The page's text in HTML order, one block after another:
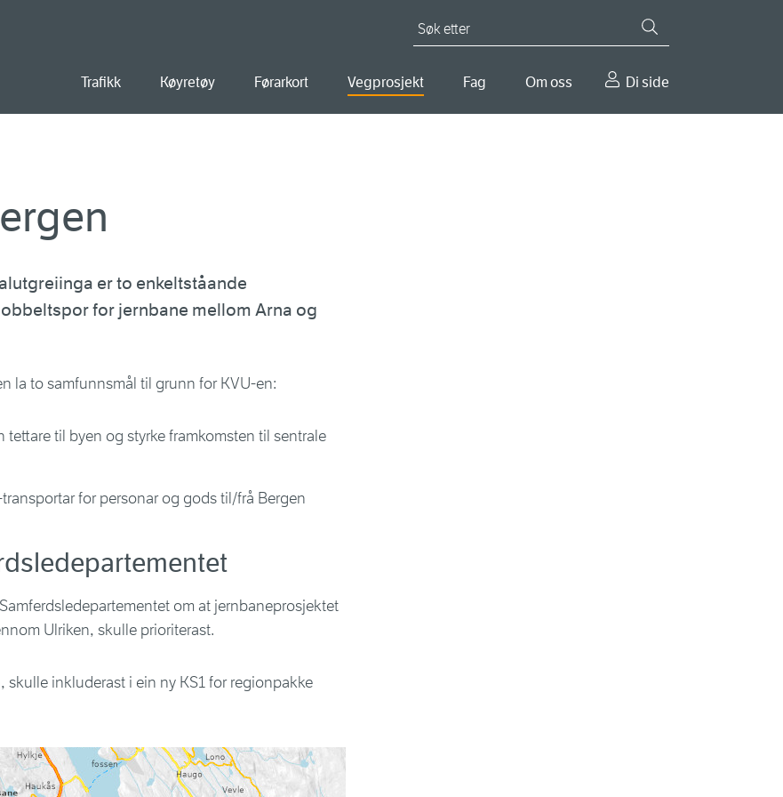
Trafikk Køyretøy Førarkort Vegprosjekt Fag Om oss Di side
er to enkeltståande
for jernbane mellom Arna og
la to samfunnsmål til grunn for KVU-en:
tettare til byen og styrke framkomsten til sentrale
for personar og gods til/frå Bergen
om at jernbaneprosjektet
Ulriken, skulle prioriterast.
inkluderast i ein ny KS1 for regionpakke